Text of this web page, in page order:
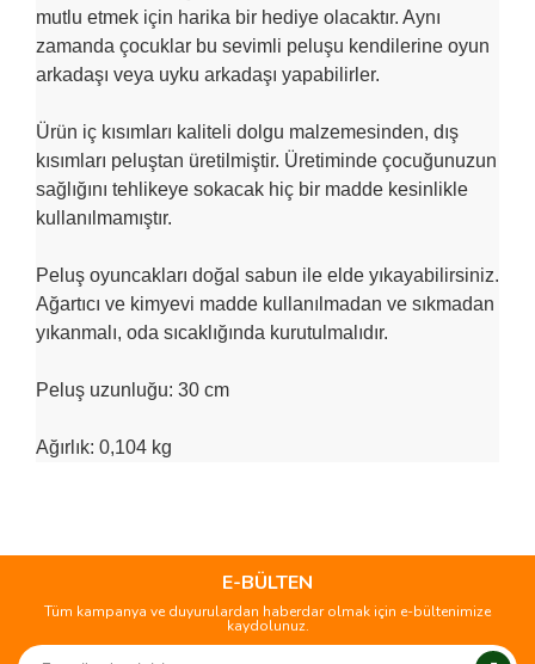
mutlu etmek için harika bir hediye olacaktır. Aynı
zamanda çocuklar bu sevimli peluşu kendilerine oyun
arkadaşı veya uyku arkadaşı yapabilirler.
Ürün iç kısımları kaliteli dolgu malzemesinden, dış
kısımları peluştan üretilmiştir. Üretiminde çocuğunuzun
sağlığını tehlikeye sokacak hiç bir madde kesinlikle
kullanılmamıştır.
Peluş oyuncakları doğal sabun ile elde yıkayabilirsiniz.
Ağartıcı ve kimyevi madde kullanılmadan ve sıkmadan
yıkanmalı, oda sıcaklığında kurutulmalıdır.
Peluş uzunluğu: 30 cm
Ağırlık: 0,104 kg
Yorum Yaz
kullanarak tarafımıza iletebilirsiniz.
Görüş ve önerileriniz için teşekkür ederiz.
E-BÜLTEN
Tüm kampanya ve duyurulardan haberdar olmak için e-bültenimize
kaydolunuz.